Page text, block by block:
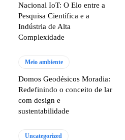
Nacional IoT: O Elo entre a
Pesquisa Científica e a
Indústria de Alta
Complexidade
Meio ambiente
Domos Geodésicos Moradia:
Redefinindo o conceito de lar
com design e
sustentabilidade
Uncategorized